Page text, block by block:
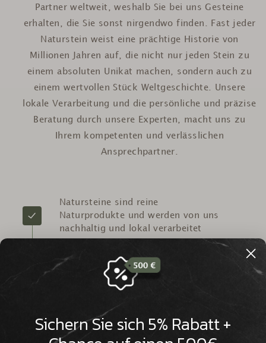
Partner weltweit, weshalb Sie bei uns Gesteine
erhalten, die Sie sonst nirgendwo finden. Fast jeder
Naturstein weist eine prächtige Historie von
Millionen Jahren auf, die nicht nur jeden Stein zu
einem absoluten Unikat machen, sondern auch zu
einem wertvollen Stück Weltgeschichte. Unsere
lokale Verarbeitung und die persönliche und präzise
Beratung durch unsere Experten, macht uns zu
Ihrem kompetenten und verlässlichen
Ansprechpartner.
Natursteine sind reine
Naturprodukte und werden von uns
nachhaltig und lokal verarbeitet
Wir verfügen über Millionen Jahre
alte Natursteine aus aller Welt, die
aufweisen
Sichern Sie sich 5% Rabatt +